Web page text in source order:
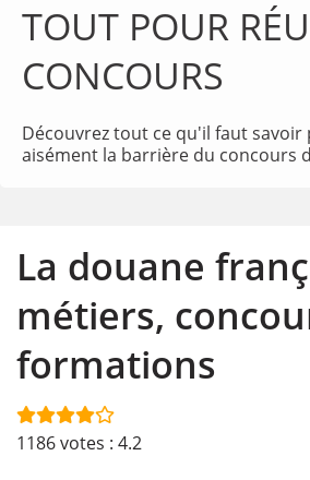
TOUT POUR
CONCOURS
Découvrez tout ce qu'il faut
aisément la barrière du concours
La douane
métiers,
formations
1186votes : 4.2